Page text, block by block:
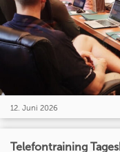
12. Juni 2026
Telefontraining